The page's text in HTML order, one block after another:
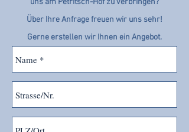
uns am Petritsch-Hof zu verbringen?
Über Ihre Anfrage freuen wir uns sehr!
Gerne erstellen wir Ihnen ein Angebot.